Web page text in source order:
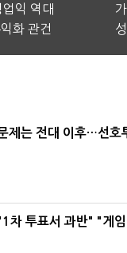
익 역대
화 관건
제는 전대 이후…선호
차 투표서 과반" "게